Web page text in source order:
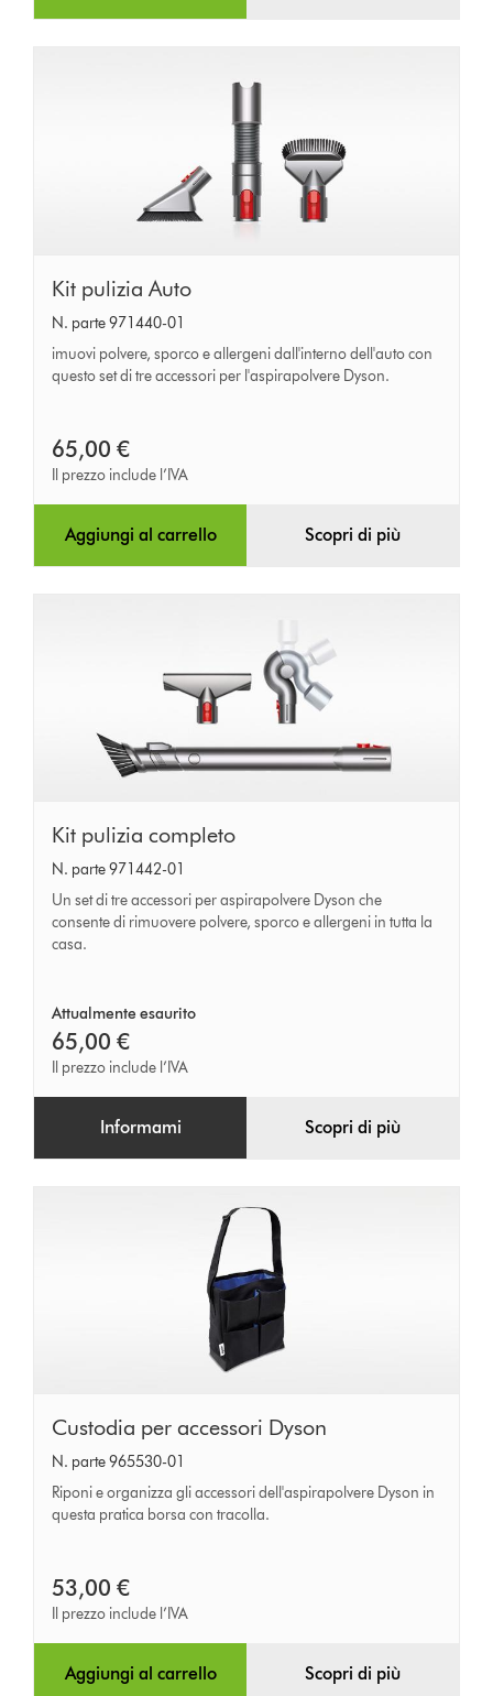
Kit
pulizia
Auto
Kit pulizia Auto
N. parte 971440-01
imuovi polvere, sporco e allergeni dall'interno dell'auto con
questo set di tre accessori per l'aspirapolvere Dyson.
65,00 €
Il prezzo include l’IVA
Aggiungi al carrello Scopri di più
Kit
pulizia
completo
Kit pulizia completo
N. parte 971442-01
Un set di tre accessori per aspirapolvere Dyson che
consente di rimuovere polvere, sporco e allergeni in tutta la
casa.
Attualmente esaurito
65,00 €
Il prezzo include l’IVA
Informami Scopri di più
Custodia
per
accessori
Dyson
Custodia per accessori Dyson
N. parte 965530-01
Riponi e organizza gli accessori dell'aspirapolvere Dyson in
questa pratica borsa con tracolla.
53,00 €
Il prezzo include l’IVA
Aggiungi al carrello Scopri di più